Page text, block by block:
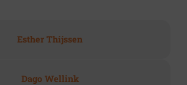
Esther Thijssen
Dago Wellink